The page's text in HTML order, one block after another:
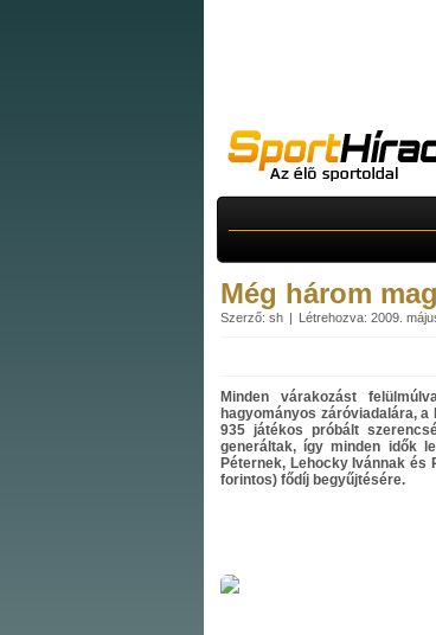
Még három
Szerző: sh Létrehozva: 2009.
Minden várakozást
hagyományos záróviadalára,
935 játékos próbált
generáltak, így minden idők
Péternek, Lehocky Ivánnak és
forintos) fődíj begyűjtésére.